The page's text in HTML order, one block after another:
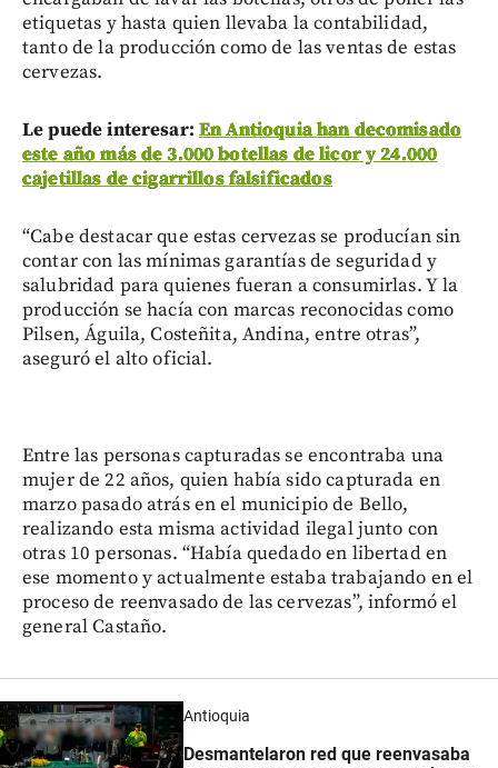
etiquetas y hasta quien llevaba la contabilidad,
tanto de la producción como de las ventas de estas
cervezas.
Le puede interesar: En Antioquia han decomisado
este año más de 3.000 botellas de licor y 24.000
cajetillas de cigarrillos falsificados
“Cabe destacar que estas cervezas se producían sin
contar con las mínimas garantías de seguridad y
salubridad para quienes fueran a consumirlas. Y la
producción se hacía con marcas reconocidas como
Pilsen, Águila, Costeñita, Andina, entre otras”,
aseguró el alto oficial.
Entre las personas capturadas se encontraba una
mujer de 22 años, quien había sido capturada en
marzo pasado atrás en el municipio de Bello,
realizando esta misma actividad ilegal junto con
otras 10 personas. “Había quedado en libertad en
ese momento y actualmente estaba trabajando en el
proceso de reenvasado de las cervezas”, informó el
general Castaño.
Antioquia
Desmantelaron red que reenvasaba